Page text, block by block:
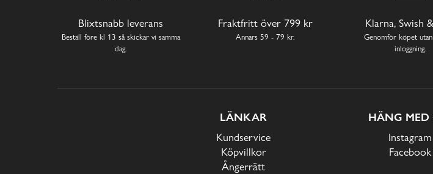
Blixtsnabb leverans
Beställ före kl 13 så skickar vi samma
dag.
Fraktfritt över 799 kr
Annars 59 - 79 kr.
Klarna, Swish
Genomför köpet
inloggning.
LÄNKAR
Kundservice
Köpvillkor
Ångerrätt
HÄNG MED
Instagram
Facebook